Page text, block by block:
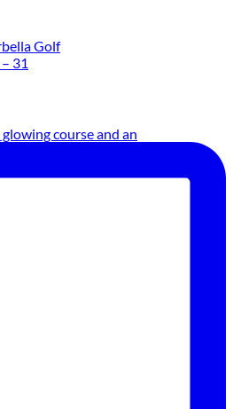
Golf
31
course and an